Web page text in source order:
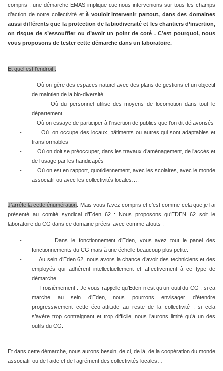
compris : une démarche EMAS implique que nous intervenions sur tous les champs
d’action de notre collectivité età vouloir intervenir partout, dans des domaines
aussi différents que la protection de la biodiversité et les chantiers d’insertion,
on risque de s’essouffler ou d’avoir un point de coté . C’est pourquoi, nous
vous proposons de tester cette démarche dans un laboratoire.
Et quel est l’endroit :
-
Où on gère des espaces naturel avec des plans de gestions et un objectif
de maintien de la bio-diversité
-
Où du personnel utilise des moyens de locomotion dans tout le
département
-
Où on essaye de participer à l’insertion de publics que l’on dit défavorisés
-
Où
on occupe des locaux, bâtiments ou autres qui sont adaptables et
transformables
-
Où on doit se préoccuper, dans les travaux d’aménagement, de l’accès et
de l’usage par les handicapés
-
Où on est en rapport, quotidiennement, avec les scolaires, avec le monde
associatif ou avec les collectivités locales….
J’arrête là cette énumération. Mais vous l’avez compris et c’est comme cela que je l’ai
présenté au comité syndical d’Eden 62 : Nous proposons qu’EDEN 62 soit le
laboratoire du CG dans ce domaine précis, avec comme atouts :
-
Dans le fonctionnement d’Eden, vous avez tout le panel des
fonctionnements du CG mais à une échelle beaucoup plus petite.
-
Au sein d’Eden 62, nous avons la chance d’avoir des techniciens et des
employés qui adhérent intellectuellement et affectivement à ce type de
démarche.
-
Troisièmement : Je vous rappelle qu’Eden n’est qu’un outil du CG ; si ça
marche au sein d’Eden, nous pourrons envisager d’étendre
progressivement cette éco-attitude au reste de la collectivité ; si cela
s’avère trop contraignant et trop difficile, nous l’aurons limité qu’à un des
outils du CG.
Et dans cette démarche, nous aurons besoin, de ci, de là, de la coopération du monde
associatif ou de l’aide et de l’agrément des collectivités locales…